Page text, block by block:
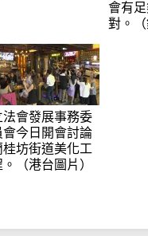
會有
對。（
法會發展事務委
會今日開會討論
桂坊街道美化工
。（港台圖片）